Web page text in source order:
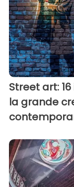
Street art:
la grande